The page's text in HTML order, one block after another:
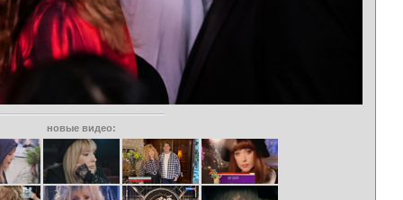
новые видео: